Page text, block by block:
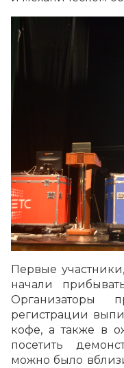
Первые
начали
Организаторы
регистрации
кофе, а также в
посетить
можно было